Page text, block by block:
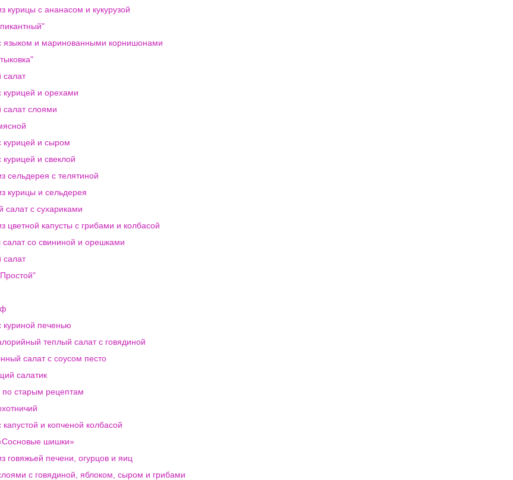
курицы с ананасом и кукурузой
языком и маринованными корнишонами
салат
курицей и орехами
салат слоями
курицей и сыром
курицей и свеклой
сельдерея с телятиной
курицы и сельдерея
салат с сухариками
цветной капусты с грибами и колбасой
со свининой и орешками
салат
куриной печенью
теплый салат с говядиной
салат с соусом песто
салатик
старым рецептам
капустой и копченой колбасой
шишки»
говяжьей печени, огурцов и яиц
с говядиной, яблоком, сыром и грибами